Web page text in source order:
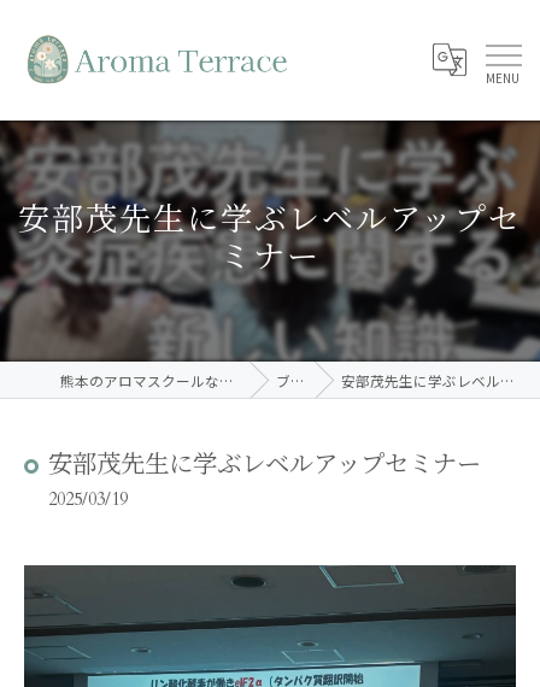
安部茂先生に学ぶレベルアップセ
ミナー
熊本のアロマスクールならAroma Terrace ブログ 安部茂先生に学ぶレベルアップセミナー
安部茂先生に学ぶレベルアップセミナー
2025/03/19